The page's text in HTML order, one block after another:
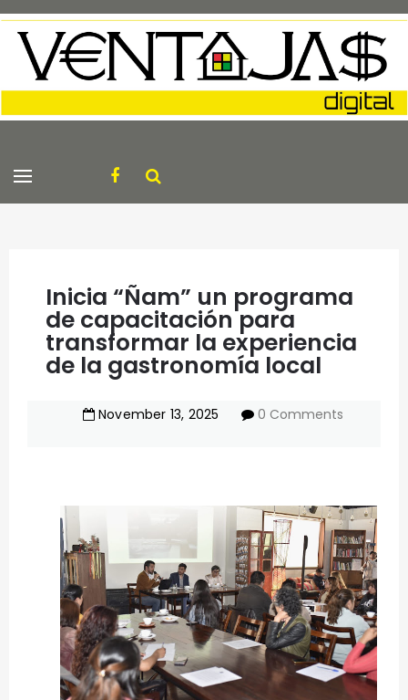
Inicia “Ñam” un programa
de capacitación para
transformar la experiencia
de la gastronomía local
November 13, 2025 0 Comments